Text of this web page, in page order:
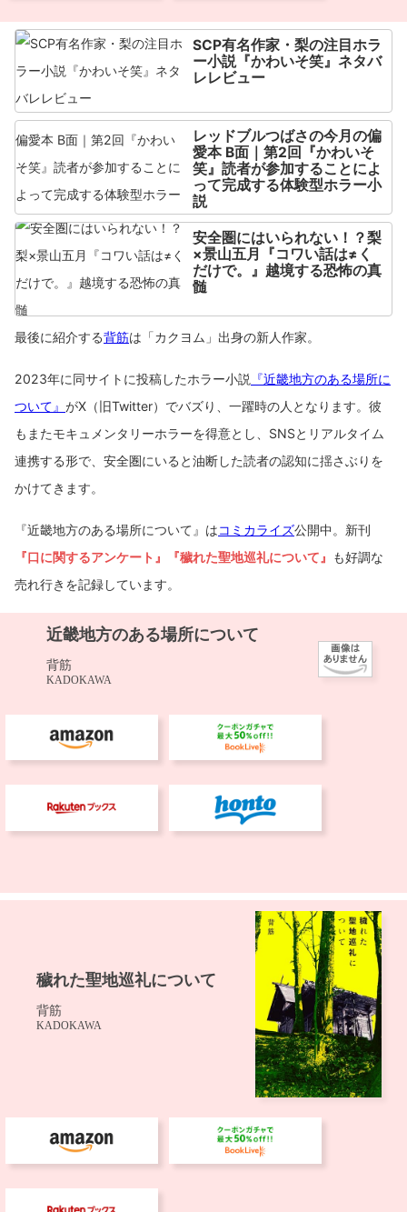
SCP有名作家・梨の注目ホラ
ー小説『かわいそ笑』ネタバ
レレビュー
レッドブルつばさの今月の偏
愛本 B面｜第2回『かわいそ
笑』読者が参加することによ
って完成する体験型ホラー小
説
安全圏にはいられない！？梨
×景山五月『コワい話は≠く
だけで。』越境する恐怖の真
髄
最後に紹介する背筋は「カクヨム」出身の新人作家。
2023年に同サイトに投稿したホラー小説 『近畿地方のある場所に
ついて』 がX（旧Twitter）でバズり、一躍時の人となります。彼
もまたモキュメンタリーホラーを得意とし、SNSとリアルタイム
連携する形で、安全圏にいると油断した読者の認知に揺さぶりを
かけてきます。
『近畿地方のある場所について』はコミカライズ公開中。新刊
『口に関するアンケート』『穢れた聖地巡礼について』 も好調な
売れ行きを記録しています。